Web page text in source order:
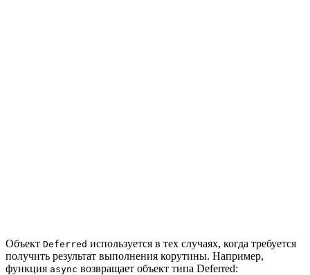
Объект Deferred используется в тех случаях, когда требуется
получить результат выполнения корутины. Например,
функция async возвращает объект типа Deferred: